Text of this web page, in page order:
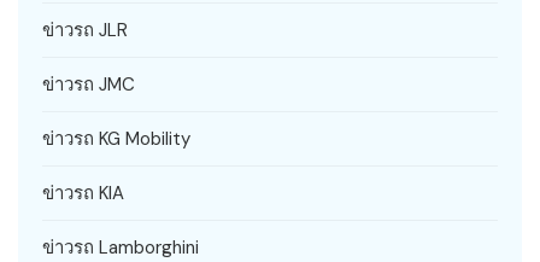
ข่าวรถ JLR
ข่าวรถ JMC
ข่าวรถ KG Mobility
ข่าวรถ KIA
ข่าวรถ Lamborghini